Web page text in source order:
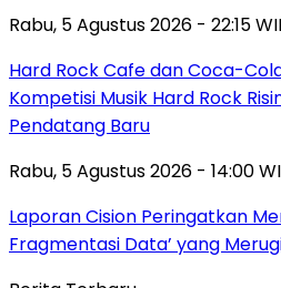
Rabu, 5 Agustus 2026 - 22:15
Hard Rock Cafe dan Coca-
Kompetisi Musik Hard Rock
Pendatang Baru
Rabu, 5 Agustus 2026 - 14:00
Laporan Cision Peringatkan
Fragmentasi Data’ yang